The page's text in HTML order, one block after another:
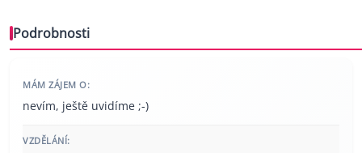
Podrobnosti
MÁM ZÁJEM O:
nevím, ještě uvidíme ;-)
VZDĚLÁNÍ: